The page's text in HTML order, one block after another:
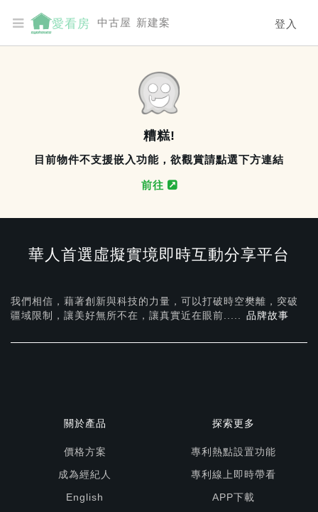
愛看房 登入
中古屋 新建案
糟糕!
目前物件不支援嵌入功能，欲觀賞請點選下方連結
前往
華人首選虛擬實境即時互動分享平台
我們相信，藉著創新與科技的力量，可以打破時空樊離，突破
疆域限制，讓美好無所不在， 讓真實近在眼前..... 品牌故事
關於產品
價格方案
成為經紀人
English
探索更多
專利熱點設置功能
專利線上即時帶看
APP下載